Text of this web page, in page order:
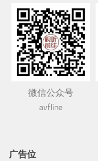
微信公众号
avfline
广告位